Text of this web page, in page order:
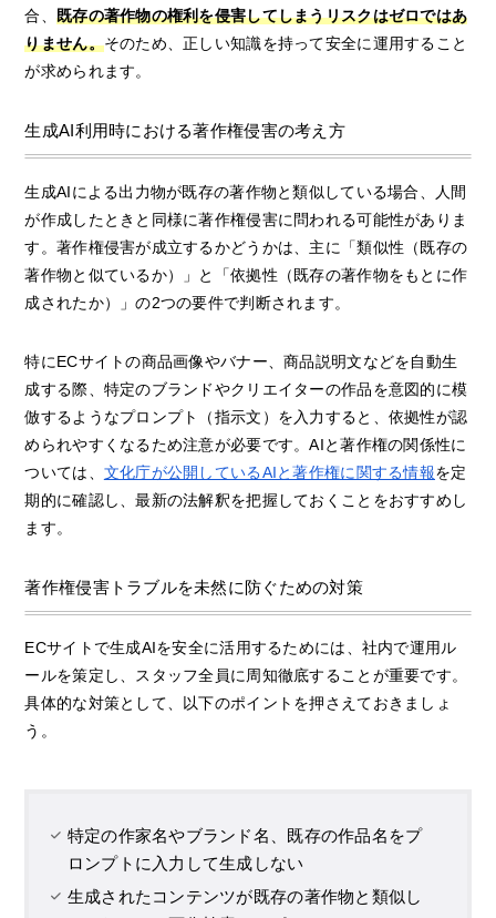
合、 既存の著作物の権利を侵害してしまうリスクはゼロではあ
りません。そのため、正しい知識を持って安全に運用すること
が求められます。
生成AI利用時における著作権侵害の考え方
生成AIによる出力物が既存の著作物と類似している場合、人間
が作成したときと同様に著作権侵害に問われる可能性がありま
す。著作権侵害が成立するかどうかは、主に「類似性（既存の
著作物と似ているか）」と「依拠性（既存の著作物をもとに作
成されたか）」の2つの要件で判断されます。
特にECサイトの商品画像やバナー、商品説明文などを自動生
成する際、特定のブランドやクリエイターの作品を意図的に模
倣するようなプロンプト（指示文）を入力すると、依拠性が認
められやすくなるため注意が必要です。AIと著作権の関係性に
ついては、 文化庁が公開しているAIと著作権に関する情報を定
期的に確認し、最新の法解釈を把握しておくことをおすすめし
ます。
著作権侵害トラブルを未然に防ぐための対策
ECサイトで生成AIを安全に活用するためには、社内で運用ル
ールを策定し、スタッフ全員に周知徹底することが重要です。
具体的な対策として、以下のポイントを押さえておきましょ
う。
特定の作家名やブランド名、既存の作品名をプ
ロンプトに入力して生成しない
生成されたコンテンツが既存の著作物と類似し